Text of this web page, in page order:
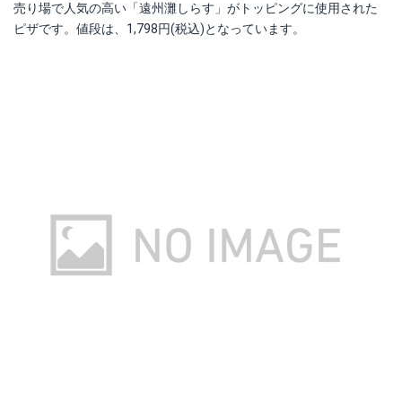
売り場で人気の高い「遠州灘しらす」がトッピングに使用された
ピザです。値段は、1,798円(税込)となっています。